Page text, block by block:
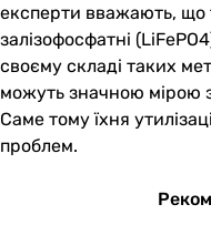
експерти вважають, що
залізофосфатні
своєму складі таких
можуть значною мірою
Саме тому їхня
проблем.